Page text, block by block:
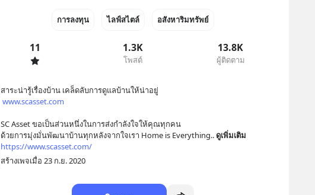
การลงทุน ไลฟ์สไตล์ อสังหาริมทรัพย์
11 1.3K
โพสต์
13.8K
ผู้ติดตาม
สาระน่ารู้เรื่องบ้าน เคล็ดลับการดูแลบ้านให้น่าอยู่ ​
www.scasset.com
SC Asset ขอเป็นส่วนหนึ่งในการส่งกำลังใจให้คุณทุกคน
ด้วยการมุ่งมั่นพัฒนาบ้านทุกหลังจากใจเรา Home is Everything.. ดูเพิ่มเติม
https://www.scasset.com/
สร้างเพจเมื่อ 23 ก.ย. 2020